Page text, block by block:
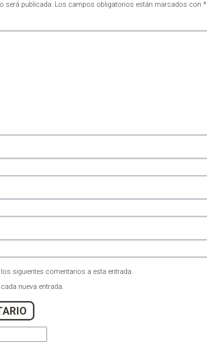
será publicada. Los campos obligatorios están marcados con *
siguientes comentarios a esta entrada.
nueva entrada.